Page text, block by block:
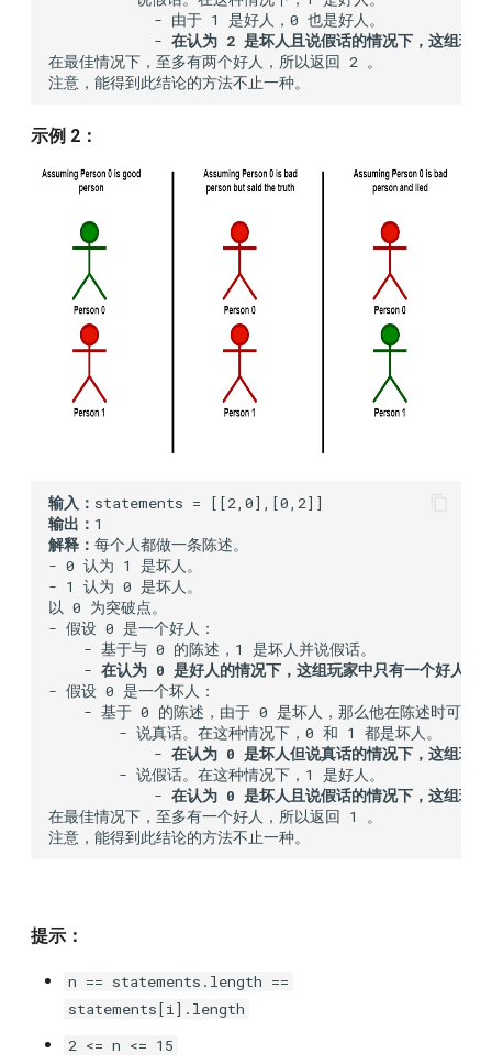
            - 由于 1 是好人，0 也是好人。
            -
在认为 2 是坏人且说假话的情况下，这组玩
在最佳情况下，至多有两个好人，所以返回 2 。
示例 2：
输入：
输出：
解释： 每个人都做一条陈述。
- 0 认为 1 是坏人。
- 1 认为 0 是坏人。
以 0 为突破点。
- 假设 0 是一个好人：
    - 基于与 0 的陈述，1 是坏人并说假话。
    -
在认为 0 是好人的情况下，这组玩家中只有一个好人。
- 假设 0 是一个坏人：
    - 基于 0 的陈述，由于 0 是坏人，那么他在陈述时可能：
        - 说真话。在这种情况下，0 和 1 都是坏人。
            -
在认为 0 是坏人但说真话的情况下，这组玩
        - 说假话。在这种情况下，1 是好人。
            -
在认为 0 是坏人且说假话的情况下，这组玩
在最佳情况下，至多有一个好人，所以返回 1 。
提示：
n == statements.length ==
statements[i].length
2 <= n <= 15